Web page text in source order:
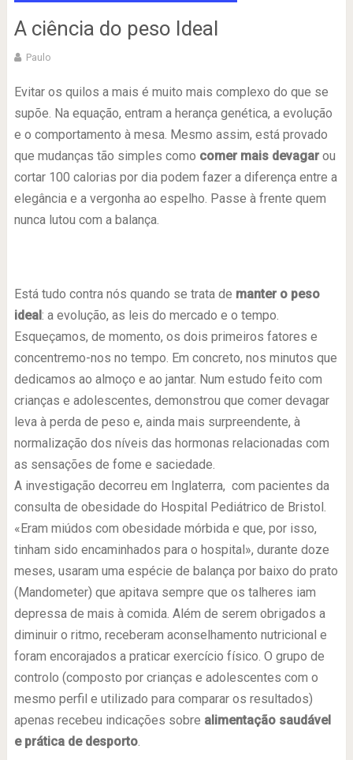
A ciência do peso Ideal
Paulo
Evitar os quilos a mais é muito mais complexo do que se
supõe. Na equação, entram a herança genética, a evolução
e o comportamento à mesa. Mesmo assim, está provado
que mudanças tão simples como comer mais devagarou
cortar 100 calorias por dia podem fazer a diferença entre a
elegância e a vergonha ao espelho. Passe à frente quem
nunca lutou com a balança.
Está tudo contra nós quando se trata de manter o peso
ideal: a evolução, as leis do mercado e o tempo.
Esqueçamos, de momento, os dois primeiros fatores e
concentremo-nos no tempo. Em concreto, nos minutos que
dedicamos ao almoço e ao jantar. Num estudo feito com
crianças e adolescentes, demonstrou que comer devagar
leva à perda de peso e, ainda mais surpreendente, à
normalização dos níveis das hormonas relacionadas com
as sensações de fome e saciedade.
A investigação decorreu em Inglaterra, com pacientes da
consulta de obesidade do Hospital Pediátrico de Bristol.
«Eram miúdos com obesidade mórbida e que, por isso,
tinham sido encaminhados para o hospital», durante doze
meses, usaram uma espécie de balança por baixo do prato
(Mandometer) que apitava sempre que os talheres iam
depressa de mais à comida. Além de serem obrigados a
diminuir o ritmo, receberam aconselhamento nutricional e
foram encorajados a praticar exercício físico. O grupo de
controlo (composto por crianças e adolescentes com o
mesmo perfil e utilizado para comparar os resultados)
apenas recebeu indicações sobre alimentação saudável
e prática de desporto.